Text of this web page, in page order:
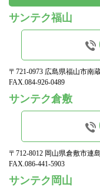
サンテク福山
〒721-0973 広島県福山市南
FAX.084-926-0489
サンテク倉敷
〒712-8012 岡山県倉敷市連
FAX.086-441-5903
サンテク岡山